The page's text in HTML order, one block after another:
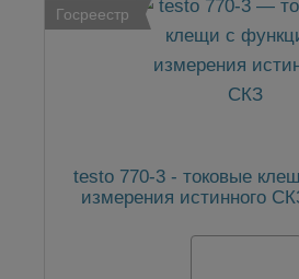
Госреестр
testo 770-3 - токовые
измерения истинного